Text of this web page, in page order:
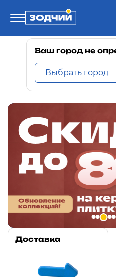
Телефоны
8 800 100-71-71
8 (4242) 30-00-72
Ваш город не
Выбрать город
Доставка